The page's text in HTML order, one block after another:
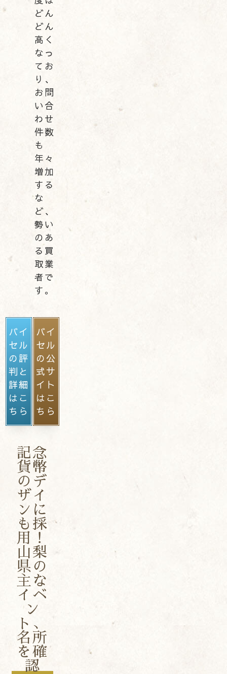
どん
どん
高く
なっ
てお
り、
お問
い合
わせ
件数
も
年々
増加
する
な
ど、
勢い
のあ
る買
取業
者で
す。
バイ
セル
の評
判と
詳細
はこ
ちら
バイ
セル
の公
式サ
イト
はこ
ちら
記念
貨幣
のデ
ザイ
ンに
も採
用！
山梨
県の
主な
イベ
ン
ト、
名所
を確
認